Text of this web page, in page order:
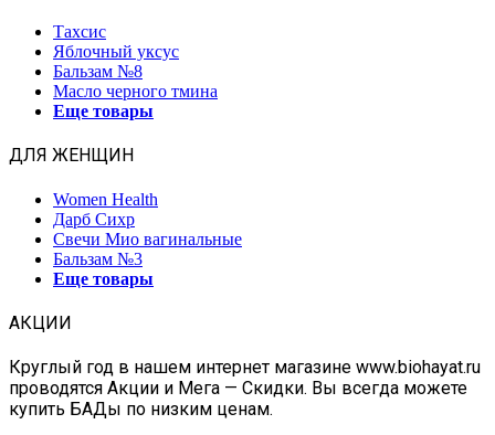
Тахсис
Яблочный уксус
Бальзам №8
Масло черного тмина
Еще товары
ДЛЯ ЖЕНЩИН
Women Health
Дарб Сихр
Свечи Мио вагинальные
Бальзам №3
Еще товары
АКЦИИ
Круглый год в нашем интернет магазине www.biohayat.ru
проводятся Акции и Мега — Скидки. Вы всегда можете
купить БАДы по низким ценам.